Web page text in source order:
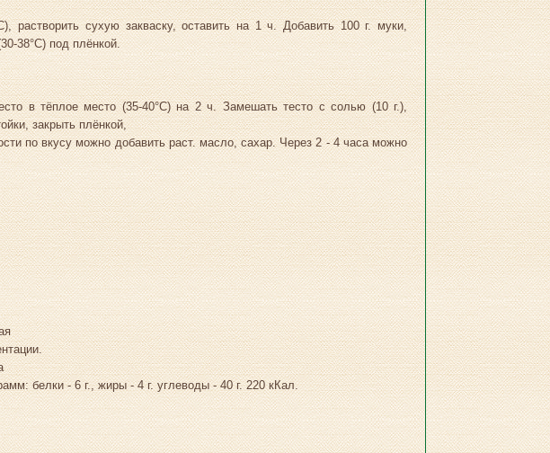
сухую закваску, оставить на 1 ч. Добавить 100 г. муки,
38°С) под плёнкой.
в тёплое место (35-40°С) на 2 ч. Замешать тесто с солью (10 г.),
закрыть плёнкой,
по вкусу можно добавить раст. масло, сахар. Через 2 - 4 часа можно
белки - 6 г., жиры - 4 г. углеводы - 40 г. 220 кКал.